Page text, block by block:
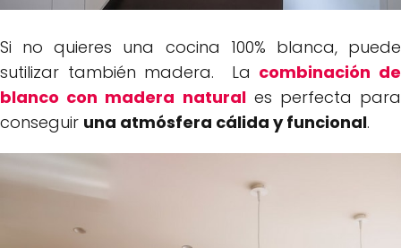
Si no quieres una cocina 100% blanca, puede
sutilizar también madera. La combinación de
blanco con madera naturales perfecta para
conseguir una atmósfera cálida y funcional.